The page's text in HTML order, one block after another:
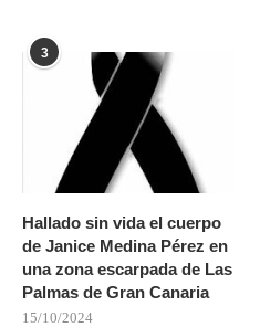
3
Hallado sin vida el cuerpo
de Janice Medina Pérez en
una zona escarpada de Las
Palmas de Gran Canaria
15/10/2024